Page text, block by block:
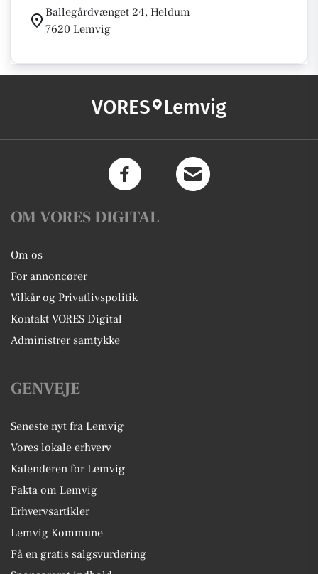
Ballegårdvænget 24, Heldum
7620 Lemvig
VORES Lemvig
OM VORES DIGITAL
Om os
For annoncører
Vilkår og Privatlivspolitik
Kontakt VORES Digital
Administrer samtykke
GENVEJE
Seneste nyt fra Lemvig
Vores lokale erhverv
Kalenderen for Lemvig
Fakta om Lemvig
Erhvervsartikler
Lemvig Kommune
Få en gratis salgsvurdering